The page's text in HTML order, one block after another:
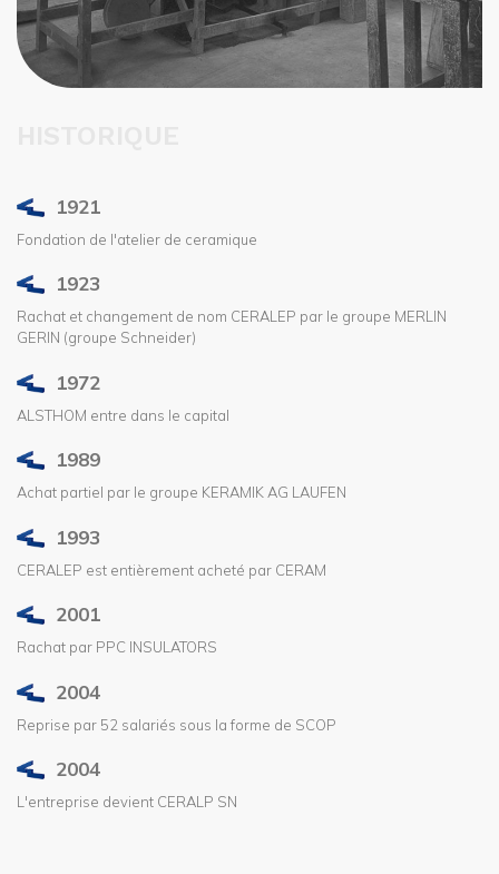
1921
Fondation de l'atelier de ceramique
1923
Rachat et changement de nom CERALEP par le groupe MERLIN
GERIN (groupe Schneider)
1972
ALSTHOM entre dans le capital
1989
Achat partiel par le groupe KERAMIK AG LAUFEN
1993
CERALEP est entièrement acheté par CERAM
2001
Rachat par PPC INSULATORS
2004
Reprise par 52 salariés sous la forme de SCOP
2004
L'entreprise devient CERALP SN